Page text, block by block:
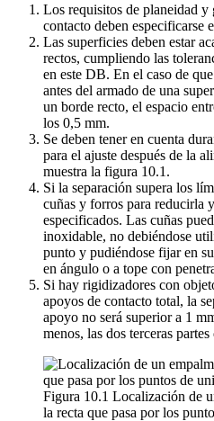
Los requisitos de planeidad y
contacto deben especificarse
Las superficies deben estar
rectos, cumpliendo las
en este DB. En el caso de
antes del armado de una
un borde recto, el espacio
los 0,5 mm.
Se deben tener en cuenta
para el ajuste después de la
muestra la figura 10.1.
Si la separación supera los
cuñas y forros para reducirla
especificados. Las cuñas
inoxidable, no debiéndose
punto y pudiéndose fijar en
en ángulo o a tope con
Si hay rigidizadores con
apoyos de contacto total, la
apoyo no será superior a 1
menos, las dos terceras
Figura 10.1 Localización de
la recta que pasa por los